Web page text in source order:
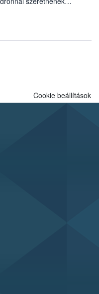
tevékenységet
részletesen
Cookie beállítások